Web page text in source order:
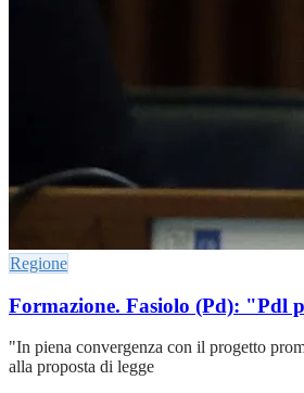
Regione
Formazione. Fasiolo (Pd): "Pdl
"In piena convergenza con il progetto
alla proposta di legge